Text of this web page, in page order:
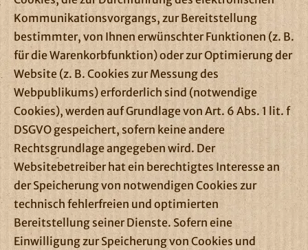
Kommunikationsvorgangs, zur Bereitstellung
bestimmter, von Ihnen erwünschter Funktionen (z. B.
für die Warenkorbfunktion) oder zur Optimierung der
Website (z. B. Cookies zur Messung des
Webpublikums) erforderlich sind (notwendige
Cookies), werden auf Grundlage von Art. 6 Abs. 1 lit. f
DSGVO gespeichert, sofern keine andere
Rechtsgrundlage angegeben wird. Der
Websitebetreiber hat ein berechtigtes Interesse an
der Speicherung von notwendigen Cookies zur
technisch fehlerfreien und optimierten
Bereitstellung seiner Dienste. Sofern eine
Einwilligung zur Speicherung von Cookies und